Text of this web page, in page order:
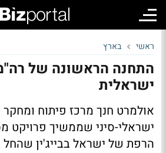
ראשי בארץ
התחנה הראשונה של
ישראלית
אולמרט חנך מרכז פיתוח ומחקר
ישראלי-סיני שממשיך פרויקט
הרפת של ישראל בבייג'ין שהחל ב-